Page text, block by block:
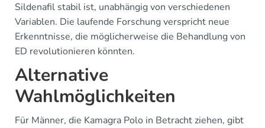
Sildenafil stabil ist, unabhängig von verschiedenen
Variablen. Die laufende Forschung verspricht neue
Erkenntnisse, die möglicherweise die Behandlung von
ED revolutionieren könnten.
Alternative
Wahlmöglichkeiten
Für Männer, die Kamagra Polo in Betracht ziehen, gibt